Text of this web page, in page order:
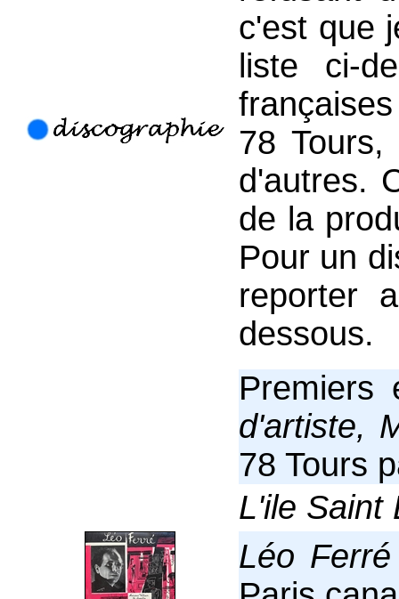
c'est que
liste ci-
78
d'autres.
de la
Pour un
reporter
dessous.
Premiers
d'artiste,
78 Tours
L'ile Saint
Léo Ferré